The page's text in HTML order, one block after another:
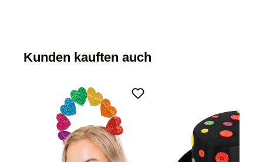
Kunden kauften auch